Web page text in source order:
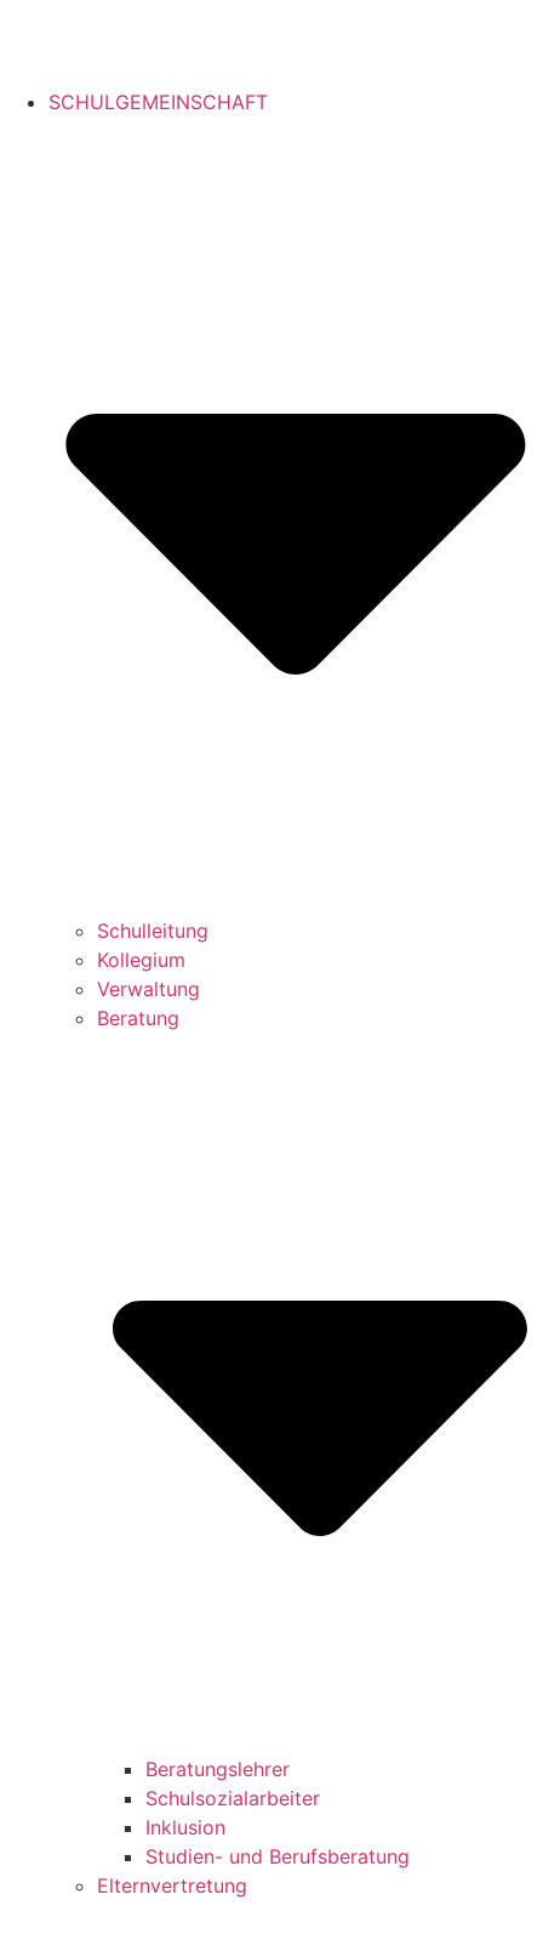
SCHULGEMEINSCHAFT
Schulleitung
Kollegium
Verwaltung
Beratung
Beratungslehrer
Schulsozialarbeiter
Inklusion
Studien- und Berufsberatung
Elternvertretung